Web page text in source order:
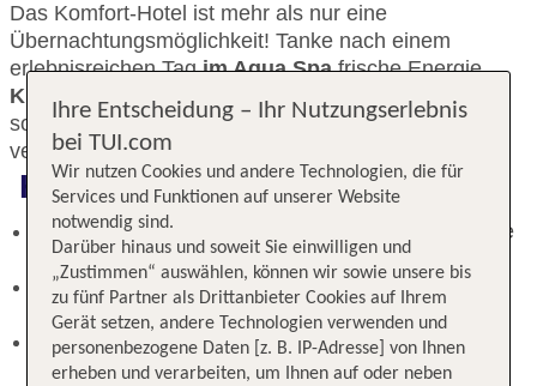
Das Komfort-Hotel ist mehr als nur eine
Übernachtungsmöglichkeit! Tanke nach einem
erlebnisreichen Tagim Aqua Spafrische Energie.
Kulinarisch
wirst du im Restaurant "Die Brücke"
sowie in der Bier- und Weinstube "Alt-Dresden"
verwöhnt.
Highlights
Erlebnisreicher Tag im Aqua Spa – frische Energie
tanken!
Kulinarische Verwöhnung im Restaurant "Die
Brücke" und "Alt-Dresden"
Ideale Lage nahe historischer Altstadt und
Sehenswürdigkeiten
Ihre Entscheidung – Ihr Nutzungserlebnis
bei TUI.com
Wir nutzen Cookies und andere Technologien, die für
Services und Funktionen auf unserer Website
notwendig sind.
Darüber hinaus und soweit Sie einwilligen und
„Zustimmen“ auswählen, können wir sowie unsere bis
zu fünf Partner als Drittanbieter Cookies auf Ihrem
Gerät setzen, andere Technologien verwenden und
personenbezogene Daten [z. B. IP-Adresse] von Ihnen
erheben und verarbeiten, um Ihnen auf oder neben